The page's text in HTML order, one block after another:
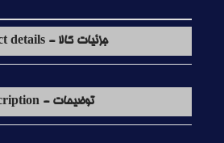
جزئیات کالا - Product details
توضیحات - Description